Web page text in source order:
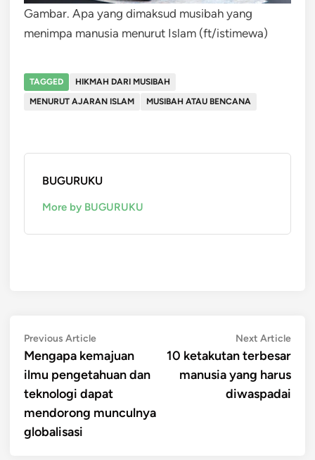
Gambar. Apa yang dimaksud musibah yang
menimpa manusia menurut Islam (ft/istimewa)
TAGGED
HIKMAH DARI MUSIBAH
MENURUT AJARAN ISLAM
MUSIBAH ATAU BENCANA
BUGURUKU
More by BUGURUKU
Post
navigation
Previous ArticlePrevious
article:
Mengapa kemajuan
ilmu pengetahuan dan
teknologi dapat
mendorong munculnya
globalisasi
Next ArticleNext
10 ketakutan terbesar
manusia yang harus
diwaspadai